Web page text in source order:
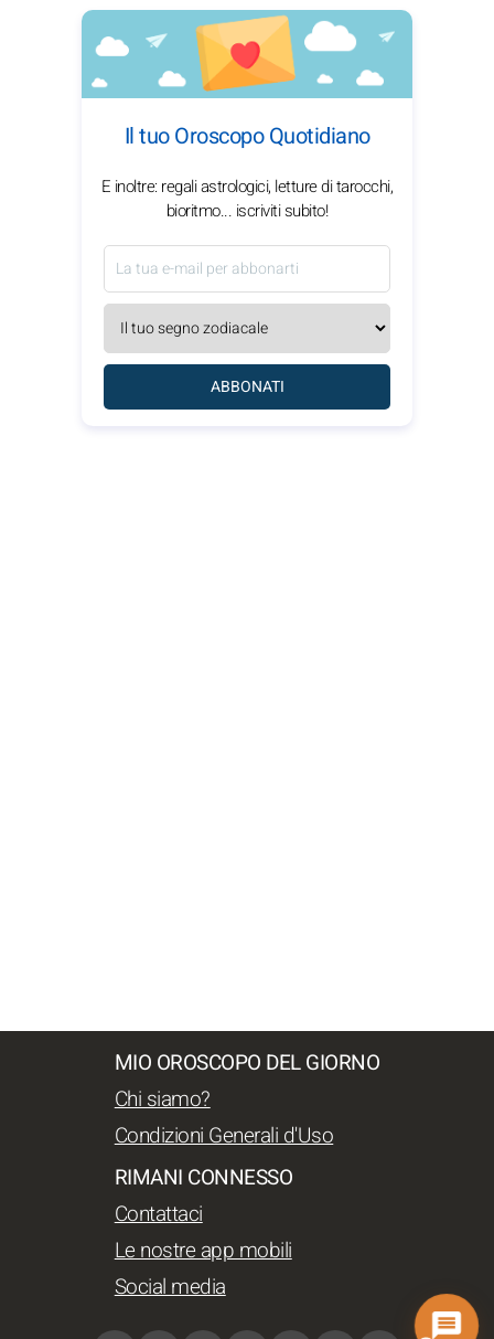
Il tuo Oroscopo Quotidiano
E inoltre: regali astrologici, letture di tarocchi,
bioritmo... iscriviti subito!
ABBONATI
MIO OROSCOPO DEL GIORNO
Chi siamo?
Condizioni Generali d'Uso
RIMANI CONNESSO
Contattaci
Le nostre app mobili
Social media